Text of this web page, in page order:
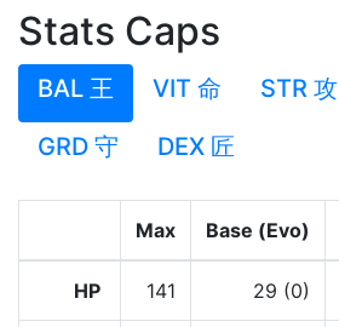
Stats Caps
BAL 王 VIT 命 STR 攻
GRD 守
DEX 匠
Max Base (Evo)
HP 141 29 (0)